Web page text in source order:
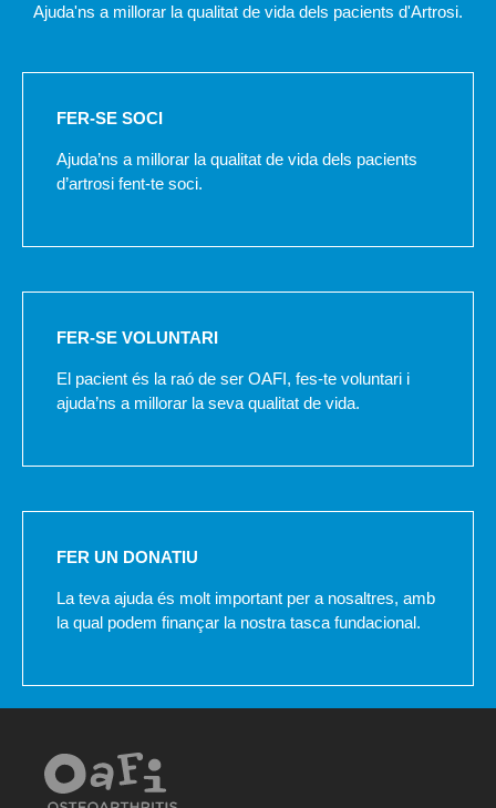
Ajuda'ns a millorar la qualitat de vida dels pacients d'Artrosi.
FER-SE SOCI
Ajuda’ns a millorar la qualitat de vida dels pacients
d’artrosi fent-te soci.
FER-SE VOLUNTARI
El pacient és la raó de ser OAFI, fes-te voluntari i
ajuda’ns a millorar la seva qualitat de vida.
FER UN DONATIU
La teva ajuda és molt important per a nosaltres, amb
la qual podem finançar la nostra tasca fundacional.